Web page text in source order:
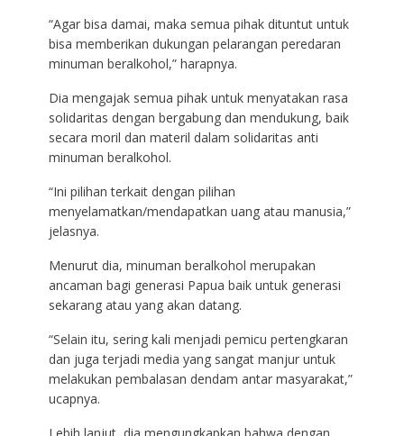
“Agar bisa damai, maka semua pihak dituntut untuk
bisa memberikan dukungan pelarangan peredaran
minuman beralkohol,” harapnya.
Dia mengajak semua pihak untuk menyatakan rasa
solidaritas dengan bergabung dan mendukung, baik
secara moril dan materil dalam solidaritas anti
minuman beralkohol.
“Ini pilihan terkait dengan pilihan
menyelamatkan/mendapatkan uang atau manusia,”
jelasnya.
Menurut dia, minuman beralkohol merupakan
ancaman bagi generasi Papua baik untuk generasi
sekarang atau yang akan datang.
“Selain itu, sering kali menjadi pemicu pertengkaran
dan juga terjadi media yang sangat manjur untuk
melakukan pembalasan dendam antar masyarakat,”
ucapnya.